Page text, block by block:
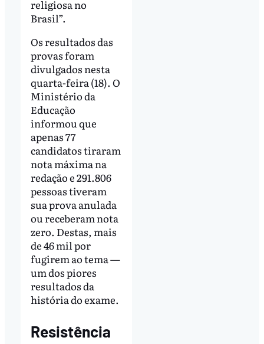
religiosa no
Brasil”.
Os resultados das
provas foram
divulgados nesta
quarta-feira (18). O
Ministério da
Educação
informou que
apenas 77
candidatos tiraram
nota máxima na
redação e 291.806
pessoas tiveram
sua prova anulada
ou receberam nota
zero. Destas, mais
de 46 mil por
fugirem ao tema —
um dos piores
resultados da
história do exame.
Resistência